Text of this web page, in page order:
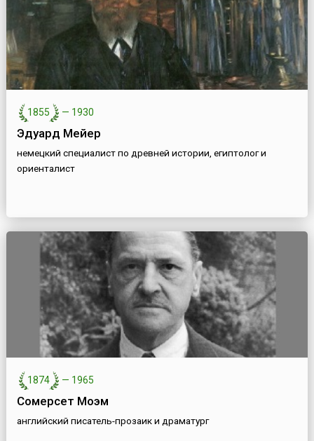
1855 — 1930
Эдуард Мейер
немецкий специалист по древней истории, египтолог и
ориенталист
1874 — 1965
Сомерсет Моэм
английский писатель-прозаик и драматург